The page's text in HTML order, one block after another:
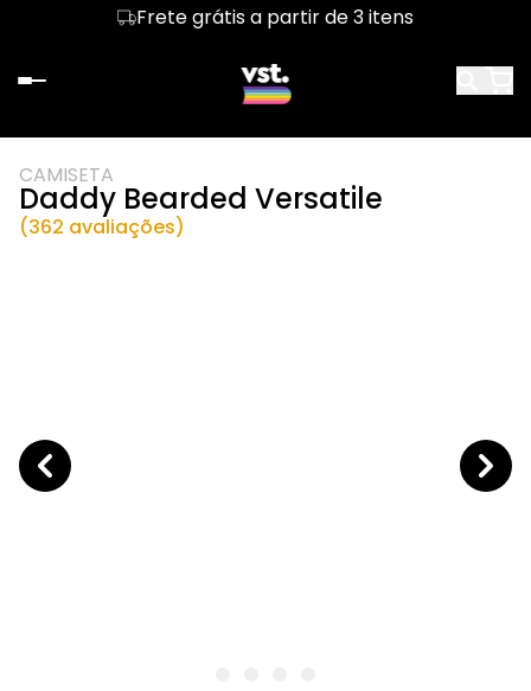
Frete grátis a partir de 3 itens
CAMISETA
Daddy Bearded Versatile
(362 avaliações)